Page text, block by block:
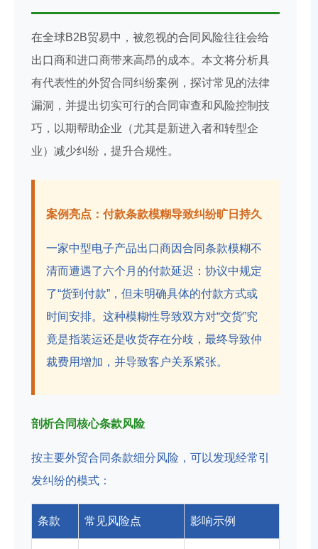
在全球B2B贸易中，被忽视的合同风险往往会给
出口商和进口商带来高昂的成本。本文将分析具
有代表性的外贸合同纠纷案例，探讨常见的法律
漏洞，并提出切实可行的合同审查和风险控制技
巧，以期帮助企业（尤其是新进入者和转型企
业）减少纠纷，提升合规性。
案例亮点：付款条款模糊导致纠纷旷日持久
一家中型电子产品出口商因合同条款模糊不
清而遭遇了六个月的付款延迟：协议中规定
了“货到付款”，但未明确具体的付款方式或
时间安排。这种模糊性导致双方对“交货”究
竟是指装运还是收货存在分歧，最终导致仲
裁费用增加，并导致客户关系紧张。
剖析合同核心条款风险
按主要外贸合同条款细分风险，可以发现经常引
发纠纷的模式：
条款 常见风险点 影响示例